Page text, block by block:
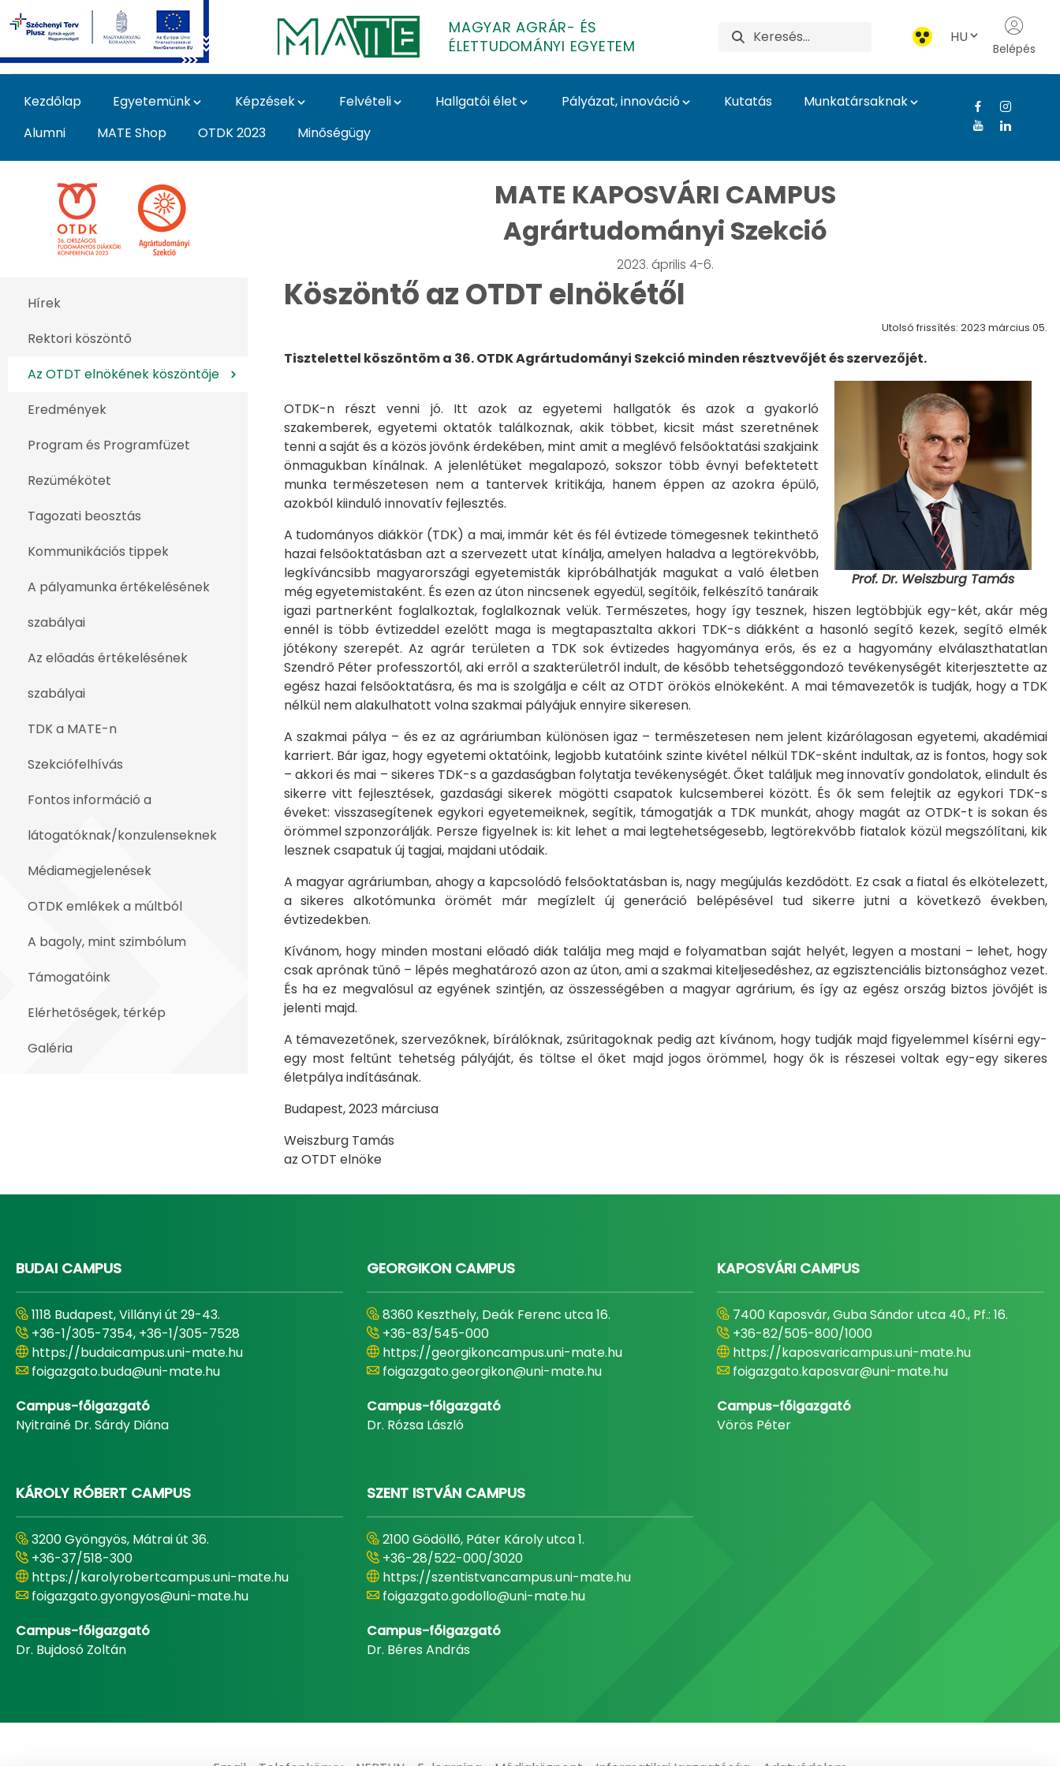
Ugrás a fő tartalomhoz
MAGYAR AGRÁR- ÉS
ÉLETTUDOMÁNYI EGYETEM
HU
Belépés
Kezdőlap Egyetemünk Képzések Felvételi Hallgatói élet Pályázat, innováció Kutatás
Munkatársaknak
Alumni
MATE Shop OTDK 2023 Minőségügy
OTDK 2023 Agrártudományi Szekció – Az OTDT elnökének
MATE KAPOSVÁRI CAMPUS
Agrártudományi Szekció
2023. április 4-6.
Hírek
Rektori köszöntő
Az OTDT elnökének köszöntője
Eredmények
Program és Programfüzet
Rezümékötet
Tagozati beosztás
Kommunikációs tippek
A pályamunka értékelésének
szabályai
Az előadás értékelésének
szabályai
TDK a MATE-n
Szekciófelhívás
Fontos információ a
látogatóknak/konzulenseknek
Médiamegjelenések
OTDK emlékek a múltból
A bagoly, mint szimbólum
Támogatóink
Elérhetőségek, térkép
Galéria
Köszöntő az OTDT elnökétől
Utolsó frissítés: 2023 március 05.
Tisztelettel köszöntöm a 36. OTDK Agrártudományi Szekció minden résztvevőjét és szervezőjét.
Prof. Dr. Weiszburg Tamás
OTDK-n részt venni jó. Itt azok az egyetemi hallgatók és azok a gyakorló
szakemberek, egyetemi oktatók találkoznak, akik többet, kicsit mást szeretnének
tenni a saját és a közös jövőnk érdekében, mint amit a meglévő felsőoktatási szakjaink
önmagukban kínálnak. A jelenlétüket megalapozó, sokszor több évnyi befektetett
munka természetesen nem a tantervek kritikája, hanem éppen az azokra épülő,
azokból kiinduló innovatív fejlesztés.
A tudományos diákkör (TDK) a mai, immár két és fél évtizede tömegesnek tekinthető
hazai felsőoktatásban azt a szervezett utat kínálja, amelyen haladva a legtörekvőbb,
legkíváncsibb magyarországi egyetemisták kipróbálhatják magukat a való életben
még egyetemistaként. És ezen az úton nincsenek egyedül, segítőik, felkészítő tanáraik
igazi partnerként foglalkoztak, foglalkoznak velük. Természetes, hogy így tesznek, hiszen legtöbbjük egy-két, akár még
ennél is több évtizeddel ezelőtt maga is megtapasztalta akkori TDK-s diákként a hasonló segítő kezek, segítő elmék
jótékony szerepét. Az agrár területen a TDK sok évtizedes hagyománya erős, és ez a hagyomány elválaszthatatlan
Szendrő Péter professzortól, aki erről a szakterületről indult, de később tehetséggondozó tevékenységét kiterjesztette az
egész hazai felsőoktatásra, és ma is szolgálja e célt az OTDT örökös elnökeként. A mai témavezetők is tudják, hogy a TDK
nélkül nem alakulhatott volna szakmai pályájuk ennyire sikeresen.
A szakmai pálya – és ez az agráriumban különösen igaz – természetesen nem jelent kizárólagosan egyetemi, akadémiai
karriert. Bár igaz, hogy egyetemi oktatóink, legjobb kutatóink szinte kivétel nélkül TDK-sként indultak, az is fontos, hogy sok
– akkori és mai – sikeres TDK-s a gazdaságban folytatja tevékenységét. Őket találjuk meg innovatív gondolatok, elindult és
sikerre vitt fejlesztések, gazdasági sikerek mögötti csapatok kulcsemberei között. És ők sem felejtik az egykori TDK-s
éveket: visszasegítenek egykori egyetemeiknek, segítik, támogatják a TDK munkát, ahogy magát az OTDK-t is sokan és
örömmel szponzorálják. Persze figyelnek is: kit lehet a mai legtehetségesebb, legtörekvőbb fiatalok közül megszólítani, kik
lesznek csapatuk új tagjai, majdani utódaik.
A magyar agráriumban, ahogy a kapcsolódó felsőoktatásban is, nagy megújulás kezdődött. Ez csak a fiatal és elkötelezett,
a sikeres alkotómunka örömét már megízlelt új generáció belépésével tud sikerre jutni a következő években,
évtizedekben.
Kívánom, hogy minden mostani előadó diák találja meg majd e folyamatban saját helyét, legyen a mostani – lehet, hogy
csak aprónak tűnő – lépés meghatározó azon az úton, ami a szakmai kiteljesedéshez, az egzisztenciális biztonsághoz vezet.
És ha ez megvalósul az egyének szintjén, az összességében a magyar agrárium, és így az egész ország biztos jövőjét is
jelenti majd.
A témavezetőnek, szervezőknek, bírálóknak, zsűritagoknak pedig azt kívánom, hogy tudják majd figyelemmel kísérni egy-
egy most feltűnt tehetség pályáját, és töltse el őket majd jogos örömmel, hogy ők is részesei voltak egy-egy sikeres
életpálya indításának.
Budapest, 2023 márciusa
Weiszburg Tamás
az OTDT elnöke
BUDAI CAMPUS
1118 Budapest, Villányi út 29-43.
+36-1/305-7354, +36-1/305-7528
https://budaicampus.uni-mate.hu
foigazgato.buda@uni-mate.hu
Campus-főigazgató
Nyitrainé Dr. Sárdy Diána
GEORGIKON CAMPUS
8360 Keszthely, Deák Ferenc utca 16.
+36-83/545-000
https://georgikoncampus.uni-mate.hu
foigazgato.georgikon@uni-mate.hu
Campus-főigazgató
Dr. Rózsa László
KAPOSVÁRI CAMPUS
7400 Kaposvár, Guba Sándor utca 40., Pf.: 16.
+36-82/505-800/1000
https://kaposvaricampus.uni-mate.hu
foigazgato.kaposvar@uni-mate.hu
Campus-főigazgató
Vörös Péter
KÁROLY RÓBERT CAMPUS
3200 Gyöngyös, Mátrai út 36.
+36-37/518-300
https://karolyrobertcampus.uni-mate.hu
foigazgato.gyongyos@uni-mate.hu
Campus-főigazgató
Dr. Bujdosó Zoltán
SZENT ISTVÁN CAMPUS
2100 Gödöllő, Páter Károly utca 1.
+36-28/522-000/3020
https://szentistvancampus.uni-mate.hu
foigazgato.godollo@uni-mate.hu
Campus-főigazgató
Dr. Béres András